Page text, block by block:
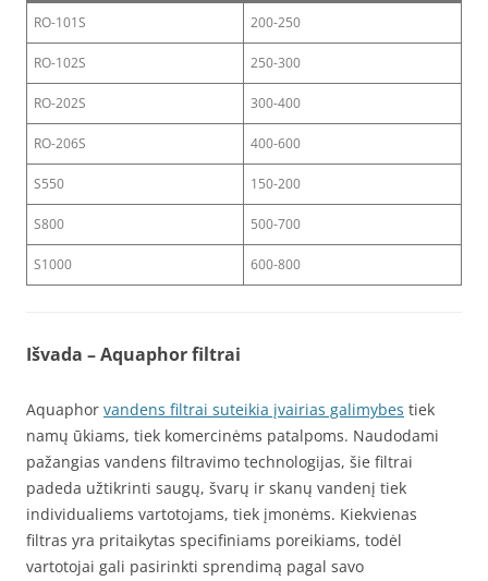
RO-101S 200-250
RO-102S 250-300
RO-202S 300-400
RO-206S 400-600
S550 150-200
S800 500-700
S1000 600-800
Išvada – Aquaphor filtrai
Aquaphor vandens filtrai suteikia įvairias galimybes tiek
namų ūkiams, tiek komercinėms patalpoms. Naudodami
pažangias vandens filtravimo technologijas, šie filtrai
padeda užtikrinti saugų, švarų ir skanų vandenį tiek
individualiems vartotojams, tiek įmonėms. Kiekvienas
filtras yra pritaikytas specifiniams poreikiams, todėl
vartotojai gali pasirinkti sprendimą pagal savo